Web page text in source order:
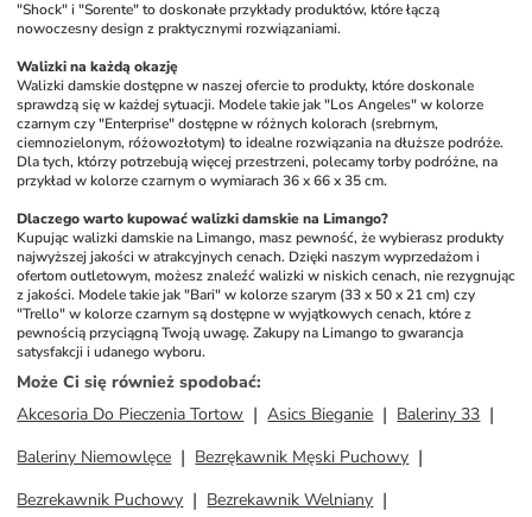
"Shock" i "Sorente" to doskonałe przykłady produktów, które łączą
nowoczesny design z praktycznymi rozwiązaniami.
Walizki na każdą okazję
Walizki damskie dostępne w naszej ofercie to produkty, które doskonale
sprawdzą się w każdej sytuacji. Modele takie jak "Los Angeles" w kolorze
czarnym czy "Enterprise" dostępne w różnych kolorach (srebrnym,
ciemnozielonym, różowozłotym) to idealne rozwiązania na dłuższe podróże.
Dla tych, którzy potrzebują więcej przestrzeni, polecamy torby podróżne, na
przykład w kolorze czarnym o wymiarach 36 x 66 x 35 cm.
Dlaczego warto kupować walizki damskie na Limango?
Kupując walizki damskie na Limango, masz pewność, że wybierasz produkty
najwyższej jakości w atrakcyjnych cenach. Dzięki naszym wyprzedażom i
ofertom outletowym, możesz znaleźć walizki w niskich cenach, nie rezygnując
z jakości. Modele takie jak "Bari" w kolorze szarym (33 x 50 x 21 cm) czy
"Trello" w kolorze czarnym są dostępne w wyjątkowych cenach, które z
pewnością przyciągną Twoją uwagę. Zakupy na Limango to gwarancja
satysfakcji i udanego wyboru.
Może Ci się również spodobać:
Akcesoria Do Pieczenia Tortow
Asics Bieganie
Baleriny 33
Baleriny Niemowlęce
Bezrękawnik Męski Puchowy
Bezrekawnik Puchowy
Bezrekawnik Welniany